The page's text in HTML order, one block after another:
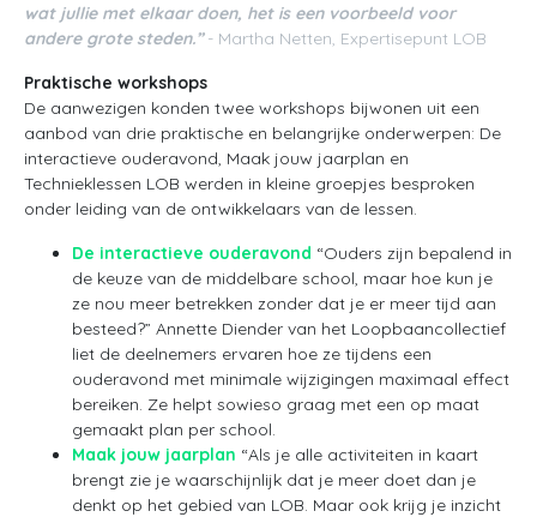
wat jullie met elkaar doen, het is een voorbeeld voor
andere grote steden.” - Martha Netten, Expertisepunt LOB
Praktische workshops
De aanwezigen konden twee workshops bijwonen uit een
aanbod van drie praktische en belangrijke onderwerpen: De
interactieve ouderavond, Maak jouw jaarplan en
Technieklessen LOB werden in kleine groepjes besproken
onder leiding van de ontwikkelaars van de lessen.
De interactieve ouderavond “Ouders zijn bepalend in
de keuze van de middelbare school, maar hoe kun je
ze nou meer betrekken zonder dat je er meer tijd aan
besteed?” Annette Diender van het Loopbaancollectief
liet de deelnemers ervaren hoe ze tijdens een
ouderavond met minimale wijzigingen maximaal effect
bereiken. Ze helpt sowieso graag met een op maat
gemaakt plan per school.
Maak jouw jaarplan “Als je alle activiteiten in kaart
brengt zie je waarschijnlijk dat je meer doet dan je
denkt op het gebied van LOB. Maar ook krijg je inzicht